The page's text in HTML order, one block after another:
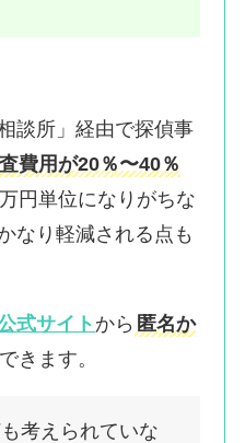
談所」経由で探偵事
費用が20％〜40％
円単位になりがちな
なり軽減される点も
式サイト から 匿名か
きます。
も考えられていな